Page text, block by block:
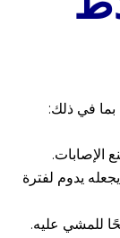
بما في ذلك:
الإصابات.
يدوم لفترة
للمشي عليه.